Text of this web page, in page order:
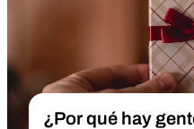
¿Por qué hay